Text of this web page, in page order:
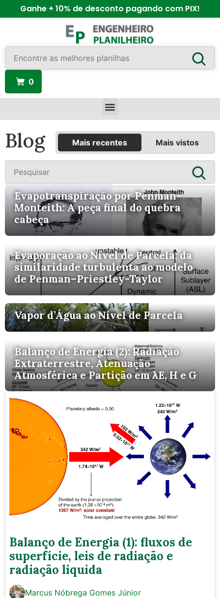
Ganhe + 10% de desconto pagando com PIX!
0
Blog Mais recentes Mais vistos
Evapotranspiração por Penman-
Monteith: A peça final do quebra
cabeça
Evaporação ao Nível de Parcela: da
similaridade turbulenta ao modelo
de Penman–Priestley-Taylor
Vapor d’Água ao Nível de Parcela
Balanço de Energia (2): Radiação
Extraterrestre, Atenuação
Atmosférica e Partição em λE, H e G
Balanço de Energia (1): fluxos de
superfície, leis de radiação e
radiação líquida
Marcus Nóbrega Gomes Júnior